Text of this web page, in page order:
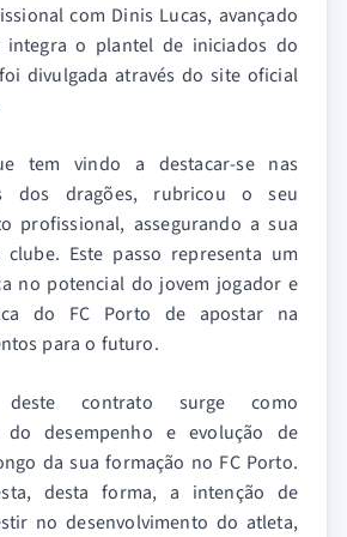
com Dinis Lucas, avançado
o plantel de iniciados do
divulgada através do site oficial
tem vindo a destacar-se nas
dos dragões, rubricou o seu
profissional, assegurando a sua
clube. Este passo representa um
no potencial do jovem jogador e
do FC Porto de apostar na
para o futuro.
contrato surge como
do desempenho e evolução de
da sua formação no FC Porto.
desta forma, a intenção de
no desenvolvimento do atleta,